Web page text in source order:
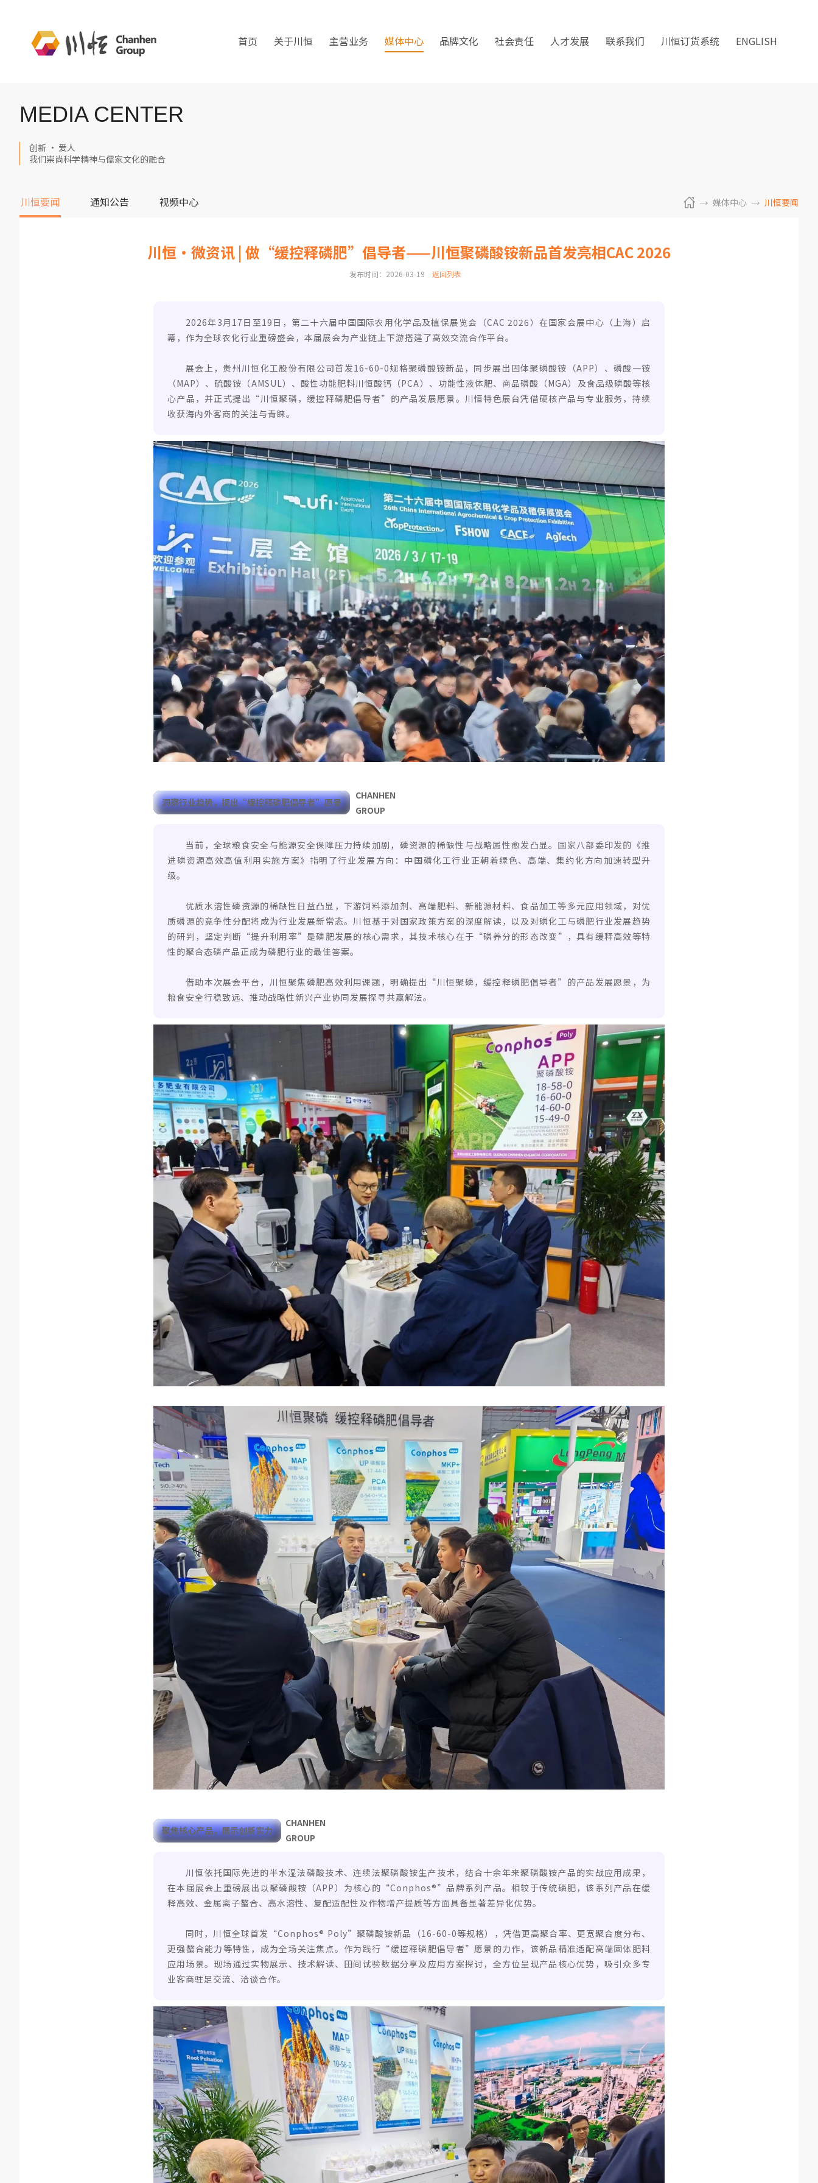
首页 关于川恒 主营业务 媒体中心 品牌文化 社会责任 人才发展 联系我们 川恒订货系统 ENGLISH
MEDIA CENTER
创新 · 爱人
我们崇尚科学精神与儒家文化的融合
川恒要闻 通知公告 视频中心 媒体中心 川恒要闻
川恒·微资讯 | 做“缓控释磷肥”倡导者——川恒聚磷酸铵新品首发亮相CAC 2026
发布时间：2026-03-19 返回列表
2026年3月17日至19日，第二十六届中国国际农用化学品及植保展览会（CAC 2026）在国家会展中心（上海）启
幕，作为全球农化行业重磅盛会，本届展会为产业链上下游搭建了高效交流合作平台。
展会上，贵州川恒化工股份有限公司首发16-60-0规格聚磷酸铵新品，同步展出固体聚磷酸铵（APP）、磷酸一铵
（MAP）、硫酸铵（AMSUL）、酸性功能肥料川恒酸钙（PCA）、功能性液体肥、商品磷酸（MGA）及食品级磷酸等核
心产品，并正式提出“川恒聚磷，缓控释磷肥倡导者”的产品发展愿景。川恒特色展台凭借硬核产品与专业服务，持续
收获海内外客商的关注与青睐。
洞察行业趋势，提出“缓控释磷肥倡导者”愿景
CHANHEN
GROUP
当前，全球粮食安全与能源安全保障压力持续加剧，磷资源的稀缺性与战略属性愈发凸显。国家八部委印发的《推
进磷资源高效高值利用实施方案》指明了行业发展方向：中国磷化工行业正朝着绿色、高端、集约化方向加速转型升
级。
优质水溶性磷资源的稀缺性日益凸显，下游饲料添加剂、高端肥料、新能源材料、食品加工等多元应用领域，对优
质磷源的竞争性分配将成为行业发展新常态。川恒基于对国家政策方案的深度解读，以及对磷化工与磷肥行业发展趋势
的研判，坚定判断“提升利用率”是磷肥发展的核心需求，其技术核心在于“磷养分的形态改变”，具有缓释高效等特
性的聚合态磷产品正成为磷肥行业的最佳答案。
借助本次展会平台，川恒聚焦磷肥高效利用课题，明确提出“川恒聚磷，缓控释磷肥倡导者”的产品发展愿景，为
粮食安全行稳致远、推动战略性新兴产业协同发展探寻共赢解法。
聚焦核心产品，展示创新实力
CHANHEN
GROUP
川恒依托国际先进的半水湿法磷酸技术、连续法聚磷酸铵生产技术，结合十余年来聚磷酸铵产品的实战应用成果，
在本届展会上重磅展出以聚磷酸铵（APP）为核心的“Conphos®”品牌系列产品。相较于传统磷肥，该系列产品在缓
释高效、金属离子螯合、高水溶性、复配适配性及作物增产提质等方面具备显著差异化优势。
同时，川恒全球首发“Conphos® Poly”聚磷酸铵新品（16-60-0等规格），凭借更高聚合率、更宽聚合度分布、
更强螯合能力等特性，成为全场关注焦点。作为践行“缓控释磷肥倡导者”愿景的力作，该新品精准适配高端固体肥料
应用场景。现场通过实物展示、技术解读、田间试验数据分享及应用方案探讨，全方位呈现产品核心优势，吸引众多专
业客商驻足交流、洽谈合作。